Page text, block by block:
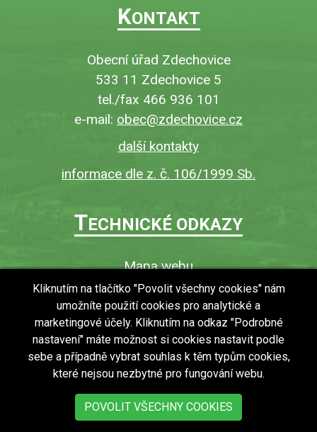
KONTAKT
Obecní úřad Zdechovice
533 11 Zdechovice 5
tel./fax 466 936 101
e-mail: obec@zdechovice.cz
další kontakty
informace dle z. č. 106/1999 Sb.
TECHNICKÉ ODKAZY
Mapa webu
O webu
Povinně zveřejňované informace
Ochrana osobních údajů (GDPR)
Vyhledávání
RSS
Bezbariérový přístup v obci
Kliknutím na tlačítko "Povolit všechny cookies" nám
umožníte použití cookies pro analytické a
marketingové účely. Kliknutím na odkaz "Podrobné
nastavení" máte možnost si cookies nastavit podle
sebe a případně vybrat souhlas k těm typům cookies,
které nejsou nezbytné pro fungování webu.
POVOLIT VŠECHNY COOKIES